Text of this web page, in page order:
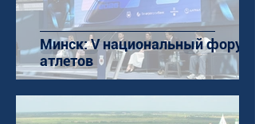
Минск: V национальный форум
атлетов